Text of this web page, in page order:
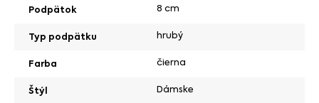
Podpätok 8 cm
Typ podpätku hrubý
Farba čierna
Štýl Dámske